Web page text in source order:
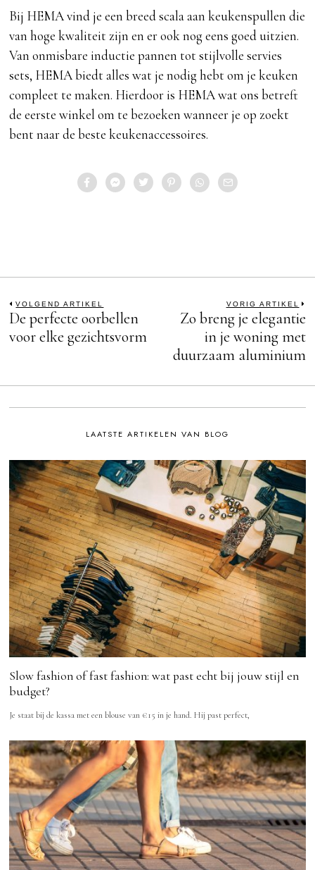
Bij HEMA vind je een breed scala aan keukenspullen die
van hoge kwaliteit zijn en er ook nog eens goed uitzien.
Van onmisbare inductie pannen tot stijlvolle servies
sets, HEMA biedt alles wat je nodig hebt om je keuken
compleet te maken. Hierdoor is HEMA wat ons betreft
de eerste winkel om te bezoeken wanneer je op zoekt
bent naar de beste keukenaccessoires.
Bericht
navigatie
VOLGEND ARTIKEL
Previous
post:
De perfecte oorbellen
voor elke gezichtsvorm
VORIG ARTIKEL
Zo breng je elegantie
in je woning met
duurzaam aluminium
LAATSTE ARTIKELEN VAN BLOG
Slow fashion of fast fashion: wat past echt bij jouw stijl en
budget?
Je staat bij de kassa met een blouse van €15 in je hand. Hij past perfect,